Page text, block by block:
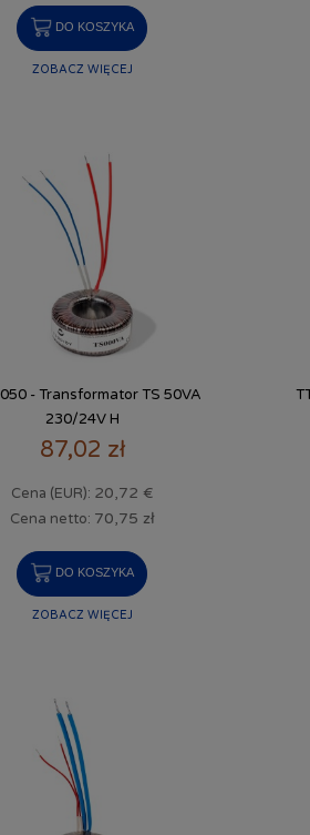
DO KOSZYKA
ZOBACZ WIĘCEJ
- Transformator TS 50VA
230/24V H
87,02 zł
Cena (EUR): 20,72 €
Cena netto: 70,75 zł
DO KOSZYKA
ZOBACZ WIĘCEJ